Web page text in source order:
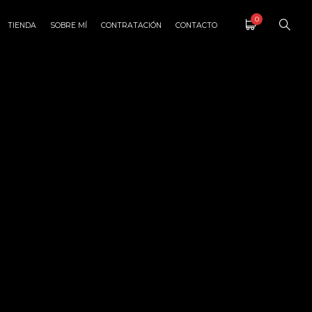
TIENDA SOBRE MÍ CONTRATACIÓN CONTACTO
0